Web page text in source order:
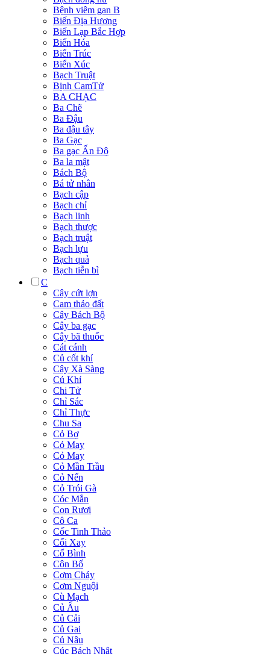
Bệnh viêm gan B
Biến Địa Hương
Biến Lạp Bắc Hợp
Biến Hóa
Biển Trúc
Biển Xúc
Bạch Truật
Bịnh CamTử
BA CHẠC
Ba Chẽ
Ba Đậu
Ba đậu tây
Ba Gạc
Ba gạc Ấn Độ
Ba la mật
Bách Bộ
Bá tử nhân
Bạch cập
Bạch chỉ
Bạch linh
Bạch thược
Bạch truật
Bạch lựu
Bạch quả
Bạch tiễn bì
C
Cây cứt lợn
Cam thảo đất
Cây Bách Bộ
Cây ba gạc
Cây bã thuốc
Cát cánh
Củ cốt khí
Cây Xà Sàng
Củ Khỉ
Chi Tử
Chỉ Sác
Chỉ Thực
Chu Sa
Cỏ Bợ
Cỏ May
Cỏ May
Cỏ Mần Trầu
Cỏ Nến
Cỏ Trói Gà
Cóc Mẳn
Con Rươi
Cô Ca
Cốc Tinh Thảo
Cối Xay
Cổ Bình
Côn Bố
Cơm Cháy
Cơm Nguội
Cù Mạch
Củ Ấu
Củ Cải
Củ Gai
Củ Nâu
Cúc Bách Nhật